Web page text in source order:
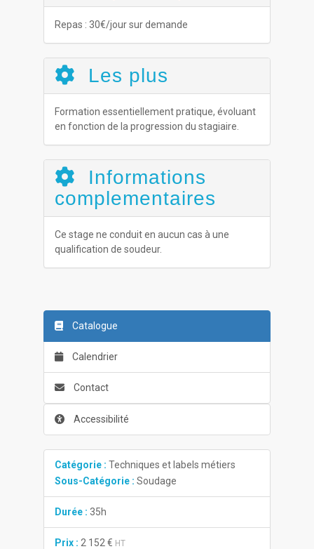
Repas : 30€/jour sur demande
Les plus
Formation essentiellement pratique, évoluant
en fonction de la progression du stagiaire.
Informations
complementaires
Ce stage ne conduit en aucun cas à une
qualification de soudeur.
Catalogue
Calendrier
Contact
Accessibilité
Catégorie : Techniques et labels métiers
Sous-Catégorie : Soudage
Durée : 35h
Prix : 2 152 € HT